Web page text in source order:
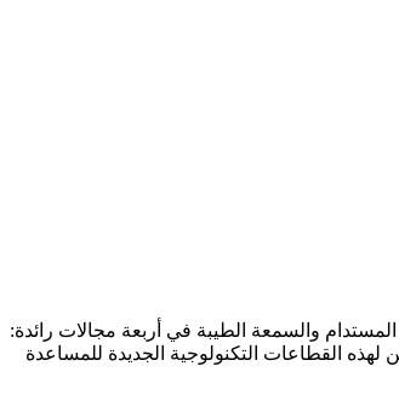
والسمعة الطيبة في أربعة مجالات رائدة:
لهذه القطاعات التكنولوجية الجديدة للمساعدة